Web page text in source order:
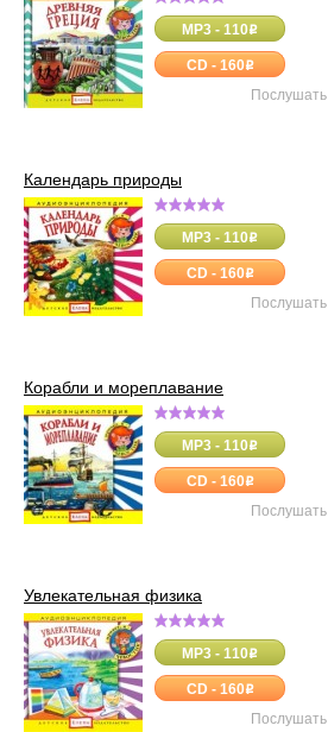
MP3 - 110o
CD - 160o
Послушать
Календарь природы
MP3 - 110o
CD - 160o
Послушать
Корабли и мореплавание
MP3 - 110o
CD - 160o
Послушать
Увлекательная физика
MP3 - 110o
CD - 160o
Послушать